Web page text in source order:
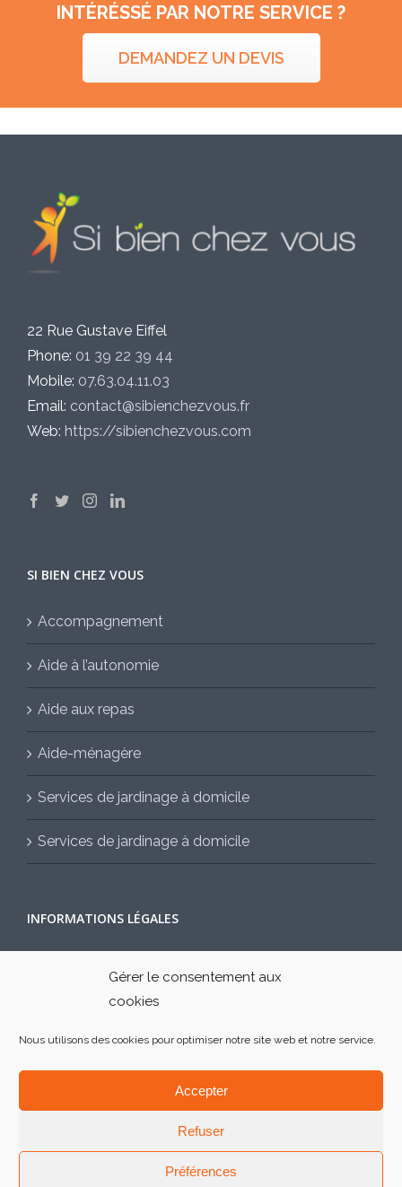
Gérer le consentement aux
cookies
Nous utilisons des cookies pour optimiser notre site web et notre service.
Accepter
Refuser
Préférences
INTÉRÉSSÉ PAR NOTRE SERVICE ?
DEMANDEZ UN DEVIS
22 Rue Gustave Eiffel
Phone: 01 39 22 39 44
Mobile: 07.63.04.11.03
Email: contact@sibienchezvous.fr
Web: https://sibienchezvous.com
SI BIEN CHEZ VOUS
Accompagnement
Aide à l’autonomie
Aide aux repas
Aide-ménagère
Services de jardinage à domicile
Services de jardinage à domicile
INFORMATIONS LÉGALES
Contactez-nous
InstagramPinterest